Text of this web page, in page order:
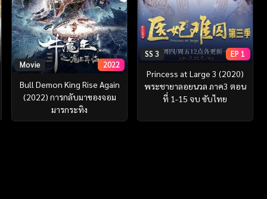
Movie 2022
Bull Demon King Rise Again
(2022) การกลับมาของจอม
มารกระทิง
SS 3 EP 1
Princess at Large 3 (2020)
พระชายาลอยนวล ภาค3 ตอน
ที่ 1-15 จบ ซับไทย